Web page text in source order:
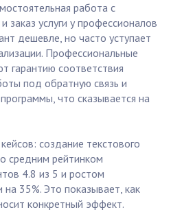
работа с
заказ услуги у профессионалов
дешевле, но часто уступает
Профессиональные
гарантию соответствия
под обратную связь и
что сказывается на
создание текстового
средним рейтинком
4.8 из 5 и ростом
35%. Это показывает, как
конкретный эффект.